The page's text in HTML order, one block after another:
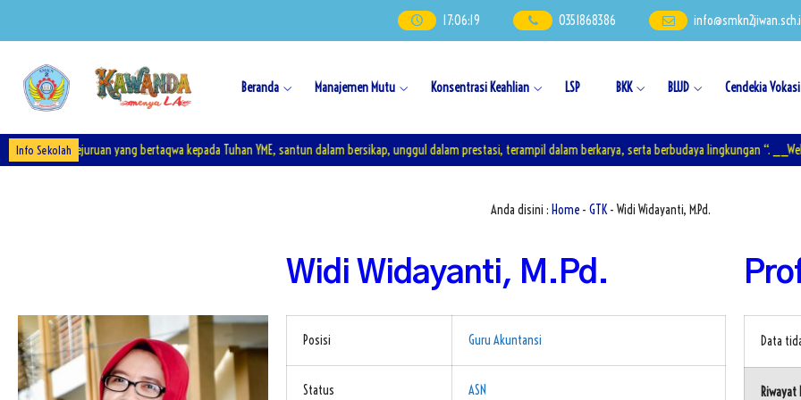
17:06:19 0351868386
Beranda Manajemen Mutu Konsentrasi Keahlian LSP BKK BLUD Cendekia Vokasi
Info SekolahKejuruan yang bertaqwa kepada Tuhan YME, santun dalam bersikap, unggul dalam prestasi, terampil dalam berkarya, serta berbudaya lingkungan “.
Anda disini : Home - GTK- Widi Widayanti, M.Pd.
Widi Widayanti, M.Pd.
Posisi Guru Akuntansi
Status ASN
Data